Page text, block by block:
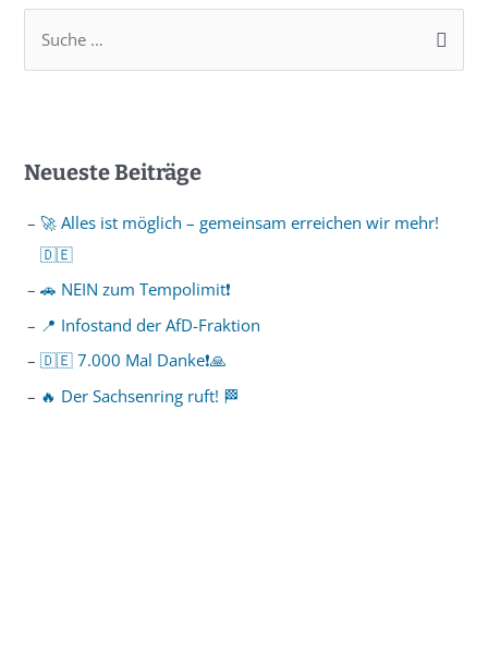
Neueste Beiträge
🚀 Alles ist möglich – gemeinsam erreichen wir mehr!
🇩🇪
🚗 NEIN zum Tempolimit❗️
📍 Infostand der AfD-Fraktion
🇩🇪 7.000 Mal Danke❗️🙏
🔥 Der Sachsenring ruft! 🏁